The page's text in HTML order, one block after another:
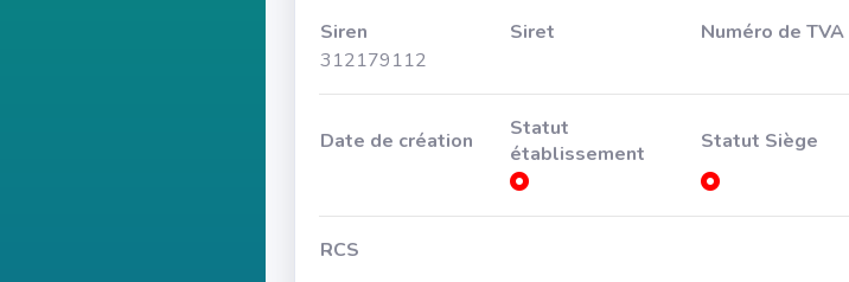
Siren Siret
Numéro de TVA
312179112
Date de création
Statut
établissement
Statut Siège
RCS